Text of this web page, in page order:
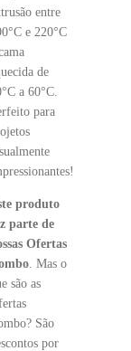
entre
e 220°C
de
a 60°C.
para
produto
parte de
Ofertas
. Mas o
são as
São
por